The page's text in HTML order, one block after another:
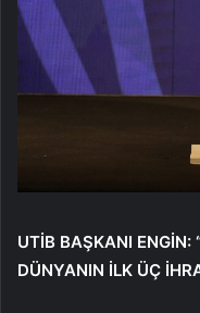
UTİB BAŞKANI ENGİN:
DÜNYANIN İLK ÜÇ